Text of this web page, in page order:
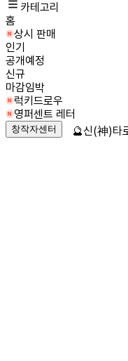
카테고리
홈
상시 판매
인기
공개예정
신규
마감임박
럭키드로우
영퍼센트 레터
창작자센터 🔮신(神)타